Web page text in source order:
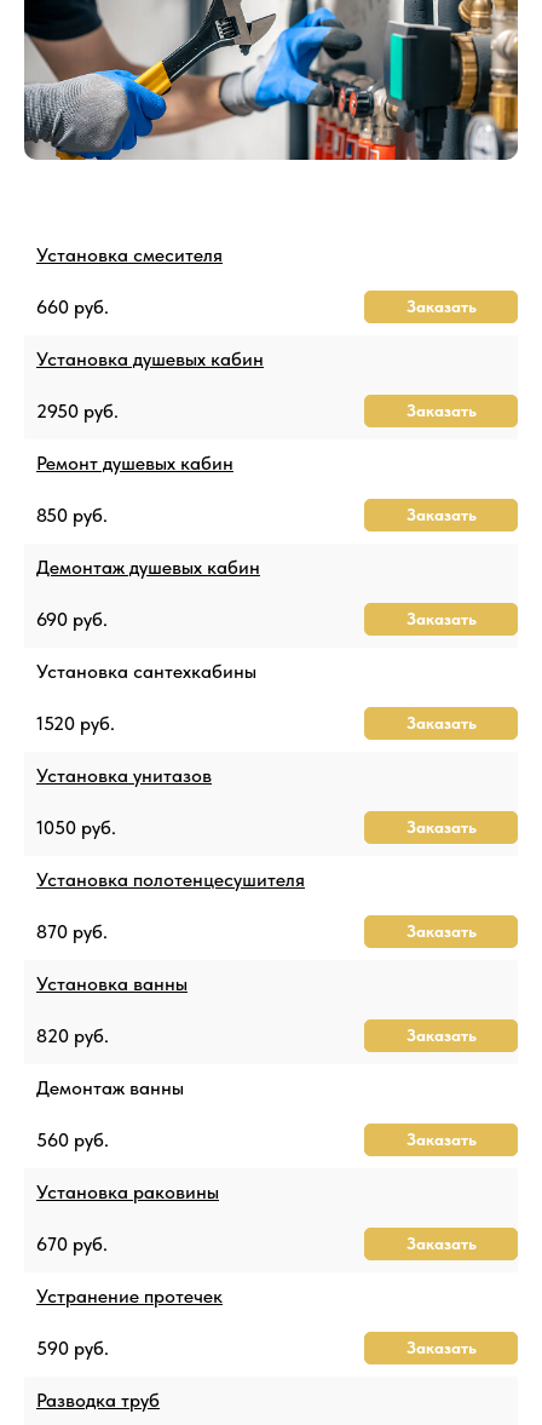
Установка смесителя
660 руб. Заказать
Установка душевых кабин
2950 руб. Заказать
Ремонт душевых кабин
850 руб. Заказать
Демонтаж душевых кабин
690 руб. Заказать
Установка сантехкабины
1520 руб. Заказать
Установка унитазов
1050 руб. Заказать
Установка полотенцесушителя
870 руб. Заказать
Установка ванны
820 руб. Заказать
Демонтаж ванны
560 руб. Заказать
Установка раковины
670 руб. Заказать
Устранение протечек
590 руб. Заказать
Разводка труб